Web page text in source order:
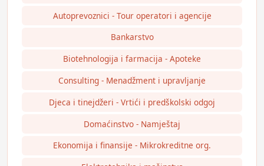
Autoprevoznici - Tour operatori i agencije
Bankarstvo
Biotehnologija i farmacija - Apoteke
Consulting - Menadžment i upravljanje
Djeca i tinejdžeri - Vrtići i predškolski odgoj
Domaćinstvo - Namještaj
Ekonomija i finansije - Mikrokreditne org.